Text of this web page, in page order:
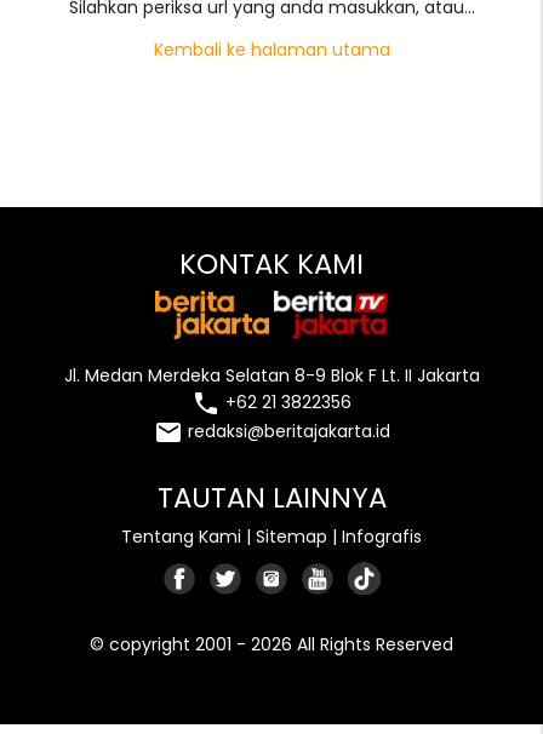
Silahkan periksa url yang anda masukkan, atau...
Kembali ke halaman utama
KONTAK KAMI
Jl. Medan Merdeka Selatan 8-9 Blok F Lt. II Jakarta
local_phone +62 21 3822356
email redaksi@beritajakarta.id
TAUTAN LAINNYA
Tentang Kami | Sitemap | Infografis
© copyright 2001 - 2026 All Rights Reserved